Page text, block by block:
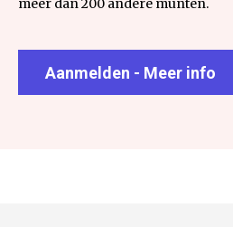
meer dan 200 andere munten.
Aanmelden - Meer info